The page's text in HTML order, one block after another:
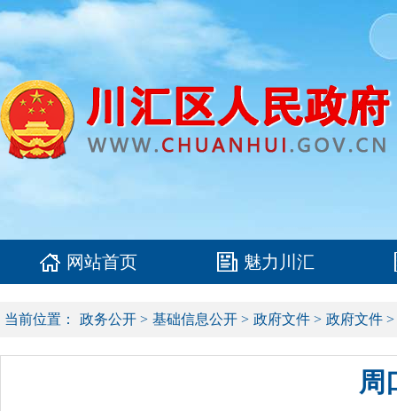
网站首页 魅力川汇
当前位置： 政务公开 > 基础信息公开 > 政府文件 > 政府文件 >
周